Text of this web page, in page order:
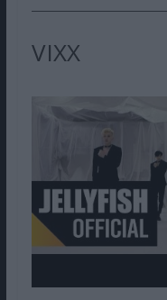
VIXX